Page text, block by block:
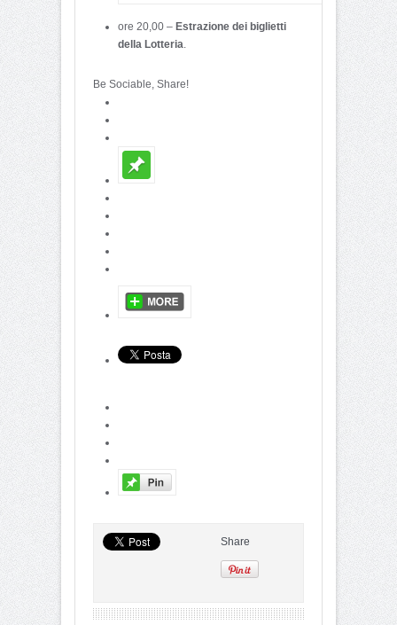
ore 20,00 – Estrazione dei biglietti
della Lotteria.
Be Sociable, Share!
Share